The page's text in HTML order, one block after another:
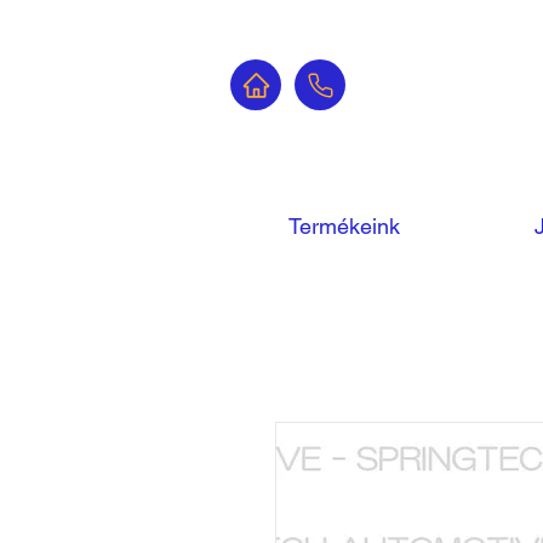
Termékeink